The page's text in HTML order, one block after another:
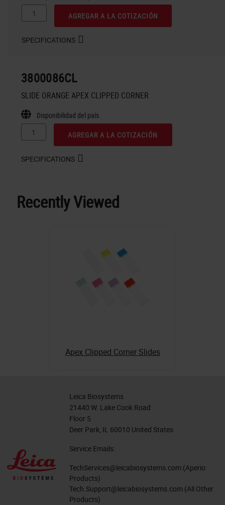
AGREGAR A LA COTIZACIÓN
SPECIFICATIONS
3800086CL
SLIDE ORANGE APEX CLIPPED CORNER
Disponibilidad del país
AGREGAR A LA COTIZACIÓN
SPECIFICATIONS
Recently Viewed
Apex Clipped Corner Slides
Leica Biosystems
21440 W. Lake Cook Road
Floor 5
Deer Park, IL 60010 United States
Service Emails:
TechServices@leicabiosystems.com (Aperio
Products)
Tech.Support@leicabiosystems.com (All Other
Products)